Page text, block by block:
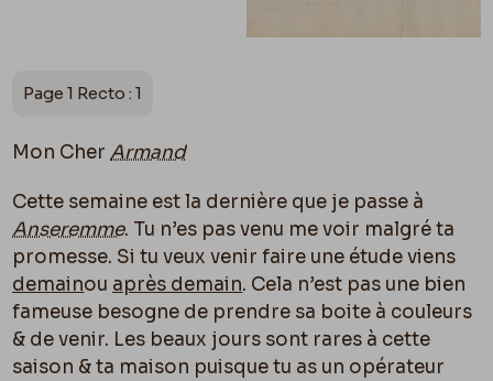
Page 1 Recto : 1
Mon CherArmand
Cette semaine est la dernière que je passe à
Anseremme. Tu n’es pas venu me voir malgré ta
promesse. Si tu veux venir faire une étude viens
demainou après demain. Cela n’est pas une bien
fameuse besogne de prendre sa boite à couleurs
& de venir. Les beaux jours sont rares à cette
saison & ta maison puisque tu as un opérateur